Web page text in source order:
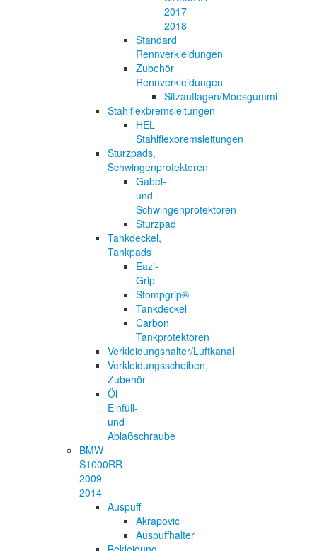
2017-
2018
Standard
Rennverkleidungen
Zubehör
Rennverkleidungen
Sitzauflagen/Moosgummi
Stahlflexbremsleitungen
HEL
Stahlflexbremsleitungen
Sturzpads,
Schwingenprotektoren
Gabel-
und
Schwingenprotektoren
Sturzpad
Tankdeckel,
Tankpads
Eazi-
Grip
Stompgrip®
Tankdeckel
Carbon
Tankprotektoren
Verkleidungshalter/Luftkanal
Verkleidungsscheiben,
Zubehör
Öl-
Einfüll-
und
Ablaßschraube
BMW
S1000RR
2009-
2014
Auspuff
Akrapovic
Auspuffhalter